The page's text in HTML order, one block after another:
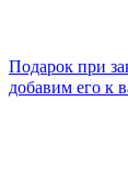
Подарок при
добавим его к